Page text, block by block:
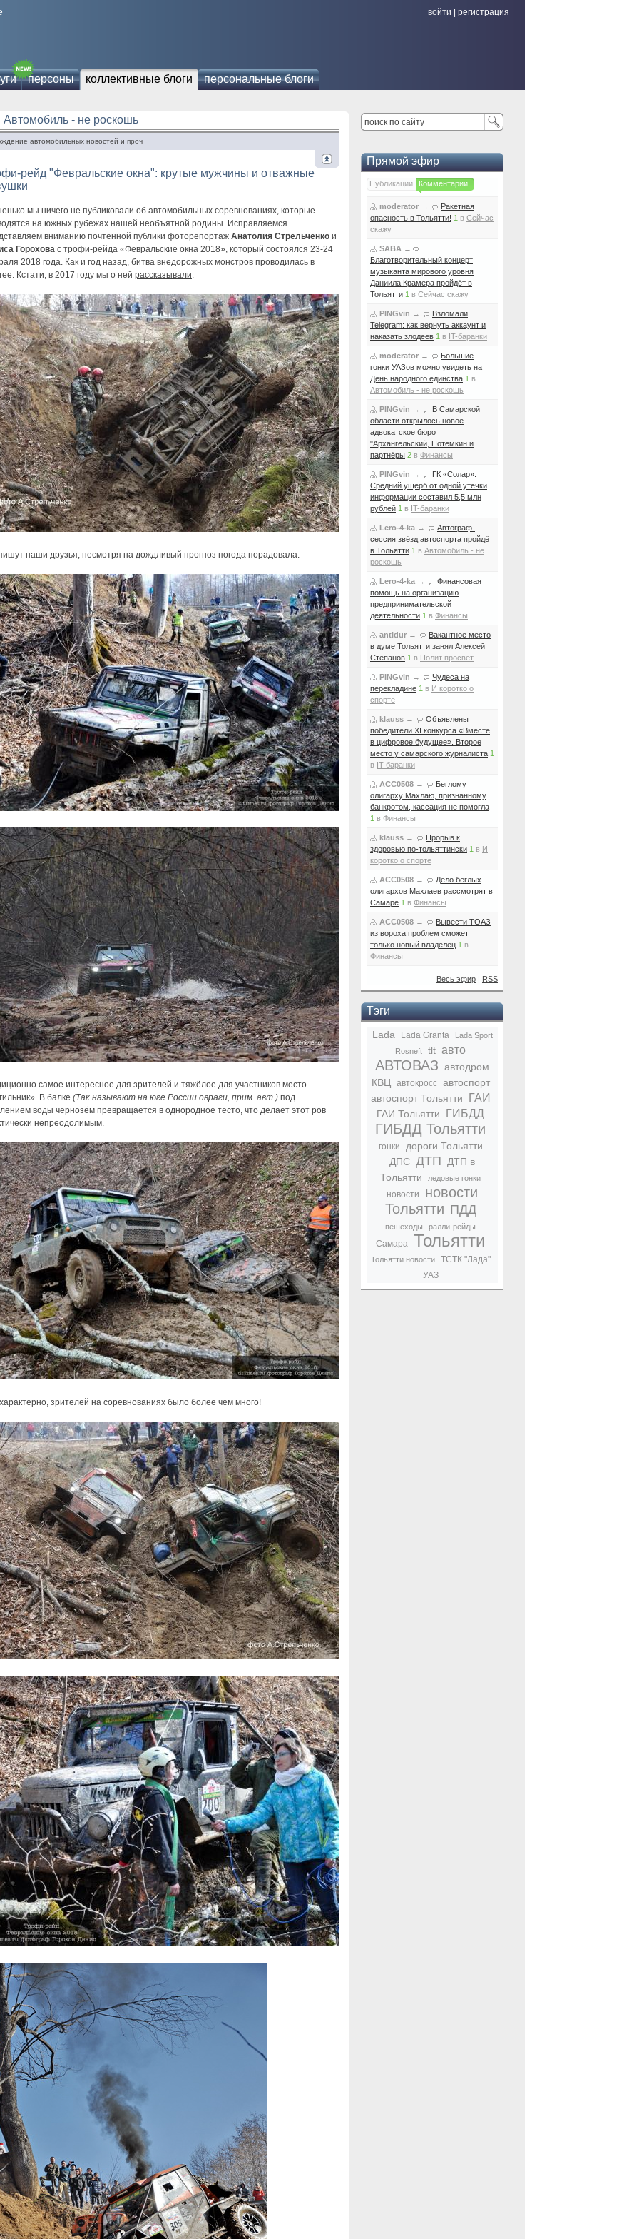
войти регистрация
персоны коллективные блоги персональные блоги
Автомобиль - не роскошь
автомобильных новостей и проч
рейд "Февральские окна": крутые мужчины и отважные
мы ничего не публиковали об автомобильных соревнованиях, которые
на южных рубежах нашей необъятной родины. Исправляемся.
вниманию почтенной публики фоторепортаж Анатолия Стрельченко и
Горохова с трофи-рейда «Февральские окна 2018», который состоялся 23-24
2018 года. Как и год назад, битва внедорожных монстров проводилась в
Кстати, в 2017 году мы о ней рассказывали.
наши друзья, несмотря на дождливый прогноз погода порадовала.
самое интересное для зрителей и тяжёлое для участников место —
В балке (Так называют на юге России овраги, прим. авт.) под
воды чернозём превращается в однородное тесто, что делает этот ров
непреодолимым.
зрителей на соревнованиях было более чем много!
Прямой эфир
Публикации Комментарии
moderator →
Ракетная
опасность в Тольятти! 1 в Сейчас
скажу
SABA →
Благотворительный концерт
музыканта мирового уровня
Даниила Крамера пройдёт в
Тольятти 1 в Сейчас скажу
PINGvin →
Взломали
Telegram: как вернуть аккаунт и
наказать злодеев 1 в IT-баранки
moderator →
Большие
гонки УАЗов можно увидеть на
День народного единства 1 в
Автомобиль - не роскошь
PINGvin →
В Самарской
области открылось новое
адвокатское бюро
"Архангельский, Потёмкин и
партнёры 2 в Финансы
PINGvin →
ГК «Солар»:
Средний ущерб от одной утечки
информации составил 5,5 млн
рублей 1 в IT-баранки
Lero-4-ka →
Автограф-
сессия звёзд автоспорта пройдёт
в Тольятти 1 в Автомобиль - не
роскошь
Lero-4-ka →
Финансовая
помощь на организацию
предпринимательской
деятельности 1 в Финансы
antidur →
Вакантное место
в думе Тольятти занял Алексей
Степанов 1 в Полит просвет
PINGvin →
Чудеса на
перекладине 1 в И коротко о
спорте
klauss →
Объявлены
победители XI конкурса «Вместе
в цифровое будущее». Второе
место у самарского журналиста 1
в IT-баранки
ACC0508 →
Беглому
олигарху Махлаю, признанному
банкротом, кассация не помогла
1 в Финансы
klauss →
Прорыв к
здоровью по-тольяттински 1 в И
коротко о спорте
ACC0508 →
Дело беглых
олигархов Махлаев рассмотрят в
Самаре 1 в Финансы
ACC0508 →
Вывести ТОАЗ
из вороха проблем сможет
только новый владелец 1 в
Финансы
Весь эфир | RSS
Тэги
Lada Lada Granta
Lada Sport
Rosneft
tlt авто
АВТОВАЗ автодром
КВЦ
автокросс
автоспорт
автоспорт Тольятти
ГАИ
ГАИ Тольятти ГИБДД
ГИБДД Тольятти
гонки
дороги Тольятти
ДПС ДТП
ДТП в
Тольятти
ледовые гонки
новости
новости
Тольятти ПДД
пешеходы ралли-рейды
Самара Тольятти
Тольятти новости
ТСТК "Лада"
УАЗ